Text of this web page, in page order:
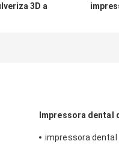
3D a
Impressora dental
impressora dental